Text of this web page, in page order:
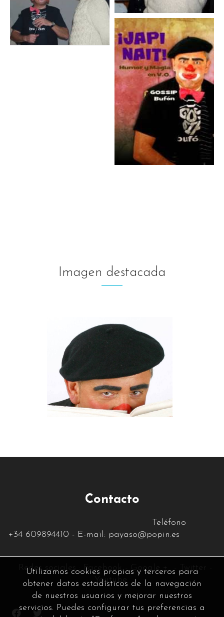
Imagen destacada
Contacto
Teléfono
+34 609894410 - E-mail: payaso@popin.es
Re des sociales : Facebook - Google +
Youtube
Utilizamos cookies propias y terceros para
obtener datos estadísticos de la navegación
de nuestros usuarios y mejorar nuestros
servicios. Puedes configurar tus preferencias a